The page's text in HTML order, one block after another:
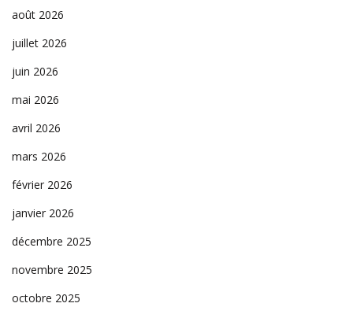
août 2026
juillet 2026
juin 2026
mai 2026
avril 2026
mars 2026
février 2026
janvier 2026
décembre 2025
novembre 2025
octobre 2025